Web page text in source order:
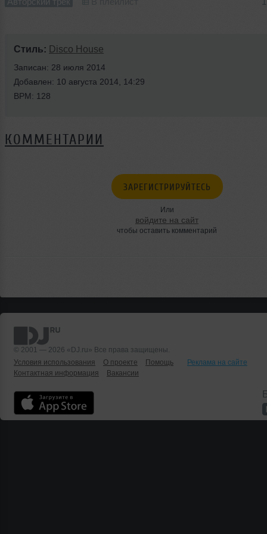
Стиль: Disco House
Записан: 28 июля 2014
Добавлен: 10 августа 2014, 14:29
BPM: 128
КОММЕНТАРИИ
ЗАРЕГИСТРИРУЙТЕСЬ
Или
войдите на сайт
чтобы оставить комментарий
© 2001 — 2026 «DJ.ru» Все права защищены.
Условия использования
О проекте Помощь
Реклама на сайте
Контактная информация
Вакансии